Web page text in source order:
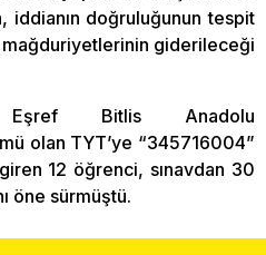
iddianın doğruluğunun tespit
giderileceği
Eşref Bitlis Anadolu
olan TYT’ye “345716004”
12 öğrenci, sınavdan 30
öne sürmüştü.